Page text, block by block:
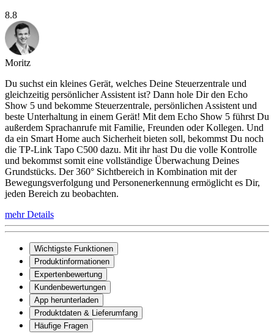
8.8
Moritz
Du suchst ein kleines Gerät, welches Deine Steuerzentrale und
gleichzeitig persönlicher Assistent ist? Dann hole Dir den Echo
Show 5 und bekomme Steuerzentrale, persönlichen Assistent und
beste Unterhaltung in einem Gerät! Mit dem Echo Show 5 führst Du
außerdem Sprachanrufe mit Familie, Freunden oder Kollegen. Und
da ein Smart Home auch Sicherheit bieten soll, bekommst Du noch
die TP-Link Tapo C500 dazu. Mit ihr hast Du die volle Kontrolle
und bekommst somit eine vollständige Überwachung Deines
Grundstücks. Der 360° Sichtbereich in Kombination mit der
Bewegungsverfolgung und Personenerkennung ermöglicht es Dir,
jeden Bereich zu beobachten.
mehr Details
Wichtigste Funktionen
Produktinformationen
Expertenbewertung
Kundenbewertungen
App herunterladen
Produktdaten & Lieferumfang
Häufige Fragen